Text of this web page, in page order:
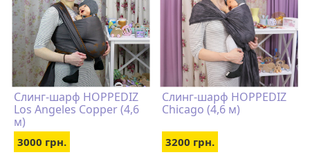
Слинг-шарф HOPPEDIZ
Los Angeles Copper (4,6
м)
3000 грн.
Слинг-шарф HOPPEDIZ
Chicago (4,6 м)
3200 грн.